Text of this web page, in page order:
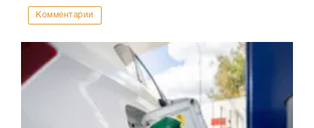
Комментарии